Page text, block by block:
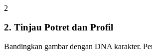
2
2. Tinjau Potret dan Profil
Bandingkan gambar dengan DNA karakter.